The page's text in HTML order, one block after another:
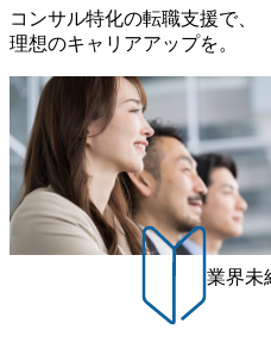
だきます。 アジャイル開発を
軟に取り入れながら改善サイ
案がサービスに直接反映さ
きます。 ● 勤務地 東京都渋谷区渋谷3丁目6-7 渋谷金王タワ
ー 事業所内禁煙(入居する施
則により就業時間内の喫煙を
制度あり オンライン ● 必須
持ちの方 ・システム・ソフト
件定義～基本設計など上流経
● 歓迎要件 ・要件定義から詳
工程の経験 ・サブリーダー以
様との折衝経験、交渉経験
務改善に取り組まれたご経験
③12時開始 2026年8月10日(月)
ンライン 書類選考通過者
社時に10日間の間みっちりと
に感じ、他Big4ではなくアビ
といえばSAPをはじめとした
こともあるが実態としては経
どのトップラインを上げる
スポーツ&エンターテイメン
し、業界内で大きな存在感を
タイルやライフイベントに対
実現するため、さまざまなサ
文化理解や女性の活躍推進な
クス制度やフリーロケーショ
どの多様な働き方をサポート
6年8月23日(日) 9:00～18:00終
れており、これまで多くの
無償でコンサルティングを提
(土) の対面Kick-offイベント
ム ※初回プログラム : 8月29日(
日(水) 16:00 Bain & Company
ogram (女性候補者向け選考支
ます。クライアントに斬新な
雑な経営課題を解決するため
は欠かせません。是非、ユニ
性の皆様に多数ご参画頂きた
性はどのように活躍をしてい
験がなく対策の仕方が知りた
コンサル特化の転職支援で、
理想のキャリアアップを。
業界未